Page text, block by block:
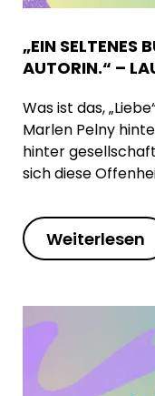
„EIN SELTENES
AUTORIN.“ –
Was ist das,
Marlen Pelny
hinter
sich diese
Weiterlesen